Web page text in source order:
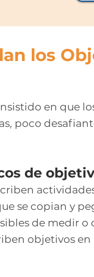
los
en que
poco
de
se copian y
de medir o
objetivos